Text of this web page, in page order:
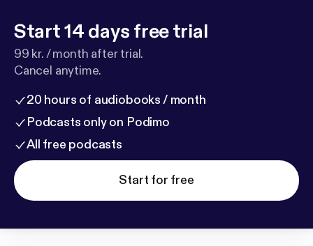
Start 14 days free trial
99 kr. / month after trial.
Cancel anytime.
20 hours of audiobooks / month
Podcasts only on Podimo
All free podcasts
Start for free